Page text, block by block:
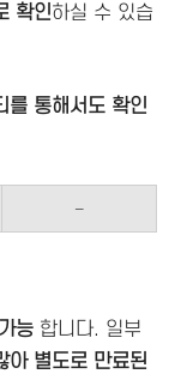
확인하실 수 있습
를 통해서도 확인
–
능 합니다. 일부
아 별도로 만료된